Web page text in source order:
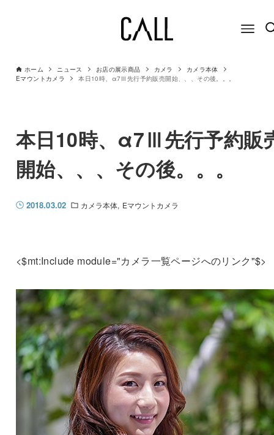
ホーム ニュース お店の展示商品 カメラ
カメラ本体
Eマウントカメラ
本日10時、α7Ⅲ先行予約販売開始、、、その後。。。
本日10時、α7Ⅲ先行予約販
開始、、、その後。。。
2018.03.02 カメラ本体 Eマウントカメラ
<$mt:Include module="カメラ一覧ページへのリンク"$>